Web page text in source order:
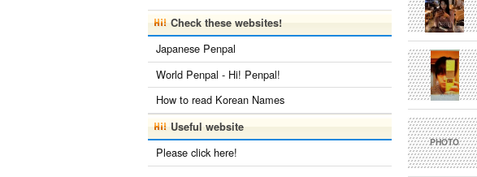
PHOTO
Check these websites!
Japanese Penpal
World Penpal - Hi! Penpal!
How to read Korean Names
Useful website
Please click here!